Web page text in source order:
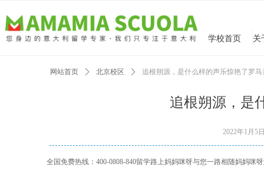
学校首页
追根朔源，是
网站首页 ꄲ 北京校区 ꄲ 追根朔源，是什么样的声乐惊艳了罗
2022年1月5
全国免费热线：400-0808-840留学路上妈妈咪呀与您一路相随妈妈咪